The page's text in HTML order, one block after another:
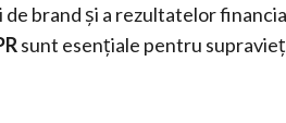
brand și a rezultatelor
sunt esențiale pentru